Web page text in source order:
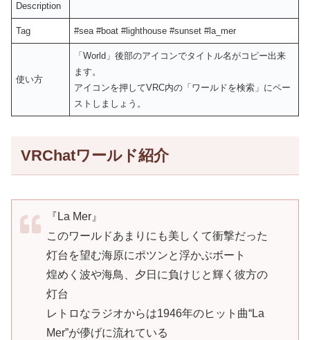
Description
Tag #sea #boat #lighthouse #sunset #la_mer
使い方
「World」後部のアイコンでタイトル名がコピー出来
ます。
アイコンを押してVRC内の「ワールドを検索」にペー
ストしましょう。
VRChatワールド紹介
『La Mer』
このワールドあまりにも美しくて衝撃だった
灯台を望む海原にポツンと浮かぶボート
煌めく波や海鳥、夕日に負けじと輝く彼方の
灯台
レトロなラジオからは1946年のヒット曲“La
Mer”が儚げに流れている